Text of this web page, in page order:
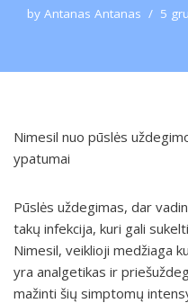
by Antanas Antanas 5
Nimesil nuo pūslės
ypatumai
Pūslės uždegimas, dar
takų infekcija, kuri gali
Nimesil, veiklioji medžiaga
yra analgetikas ir
mažinti šių simptomų